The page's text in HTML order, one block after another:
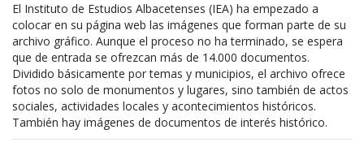
El Instituto de Estudios Albacetenses (IEA) ha empezado a
colocar en su página web las imágenes que forman parte de su
archivo gráfico. Aunque el proceso no ha terminado, se espera
que de entrada se ofrezcan más de 14.000 documentos.
Dividido básicamente por temas y municipios, el archivo ofrece
fotos no solo de monumentos y lugares, sino también de actos
sociales, actividades locales y acontecimientos históricos.
También hay imágenes de documentos de interés histórico.